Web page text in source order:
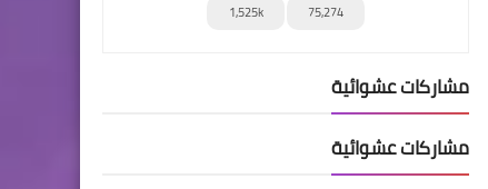
75,274
1,525k
مشاركات عشوائية
مشاركات عشوائية